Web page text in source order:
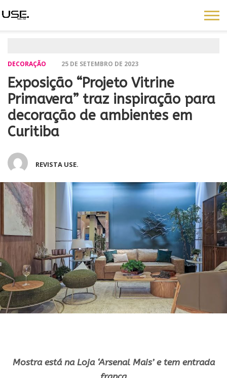
DECORAÇÃO 25 DE SETEMBRO DE 2023
Exposição “Projeto Vitrine
Primavera” traz inspiração para
decoração de ambientes em
Curitiba
REVISTA USE.
Mostra está na Loja ‘Arsenal Mais’ e tem entrada